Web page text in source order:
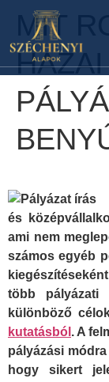
MIT
és
ami nem
számos egyéb
több
különböző
kutatásból . A
pályázási
hogy sikert